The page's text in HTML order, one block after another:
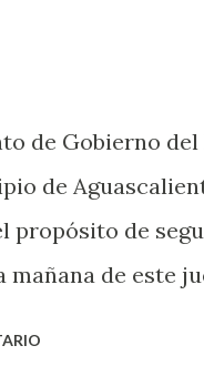
experiencias
experiencia te
de Gobierno del
de
propósito de
mañana de este